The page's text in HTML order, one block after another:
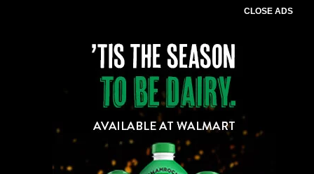
CLOSE ADS